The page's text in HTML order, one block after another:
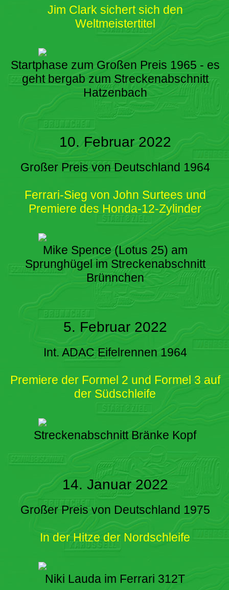
Jim Clark sichert sich den
Weltmeistertitel
Startphase zum Großen Preis 1965 - es
geht bergab zum Streckenabschnitt
Hatzenbach
10. Februar 2022
Großer Preis von Deutschland 1964
Ferrari-Sieg von John Surtees und
Premiere des Honda-12-Zylinder
Mike Spence (Lotus 25) am
Sprunghügel im Streckenabschnitt
Brünnchen
5. Februar 2022
Int. ADAC Eifelrennen 1964
Premiere der Formel 2 und Formel 3 auf
der Südschleife
Streckenabschnitt Bränke Kopf
14. Januar 2022
Großer Preis von Deutschland 1975
In der Hitze der Nordschleife
Niki Lauda im Ferrari 312T